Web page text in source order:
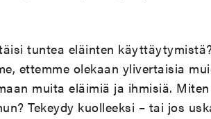
tuntea eläinten
ettemme olekaan ylivertaisia
muita eläimiä ja ihmisiä.
Tekeydy kuolleeksi – tai jos